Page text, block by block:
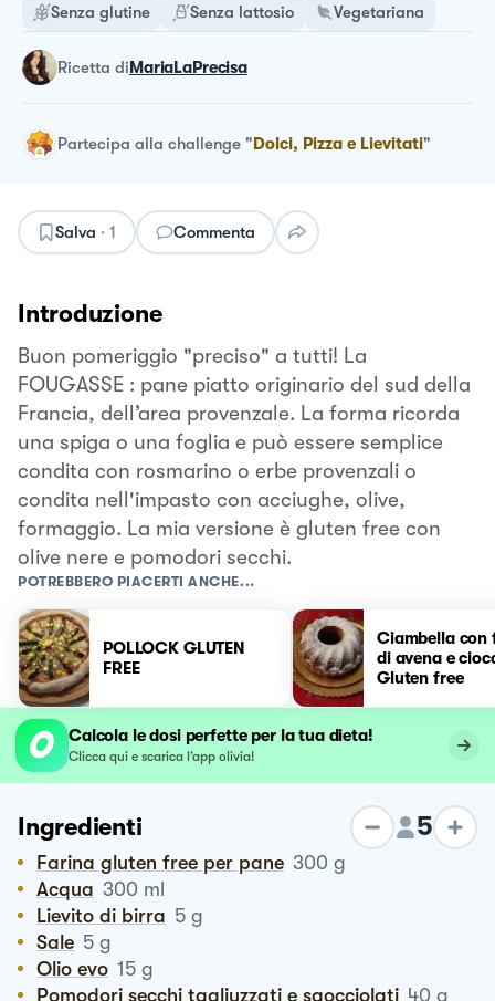
Senza glutine Senza lattosio Vegetariana
ricetta diMariaLaPrecisa
Partecipa alla challenge "Dolci, Pizza e Lievitati"
Salva · 1 Commenta
Introduzione
Buon pomeriggio "preciso" a tutti! La
FOUGASSE : pane piatto originario del sud della
Francia, dell’area provenzale. La forma ricorda
una spiga o una foglia e può essere semplice
condita con rosmarino o erbe provenzali o
condita nell'impasto con acciughe, olive,
formaggio. La mia versione è gluten free con
olive nere e pomodori secchi.
POTREBBERO PIACERTI ANCHE...
POLLOCK GLUTEN
FREE
Ciambella con
di avena e
Gluten free
Calcola le dosi perfette per la tua dieta!
Clicca qui e scarica l’app olivia!
Ingredienti 5
Farina gluten free per pane 300 g
Acqua 300 ml
Lievito di birra 5 g
Sale 5 g
Olio evo 15 g
Pomodori secchi tagliuzzati e sgocciolati 40 g